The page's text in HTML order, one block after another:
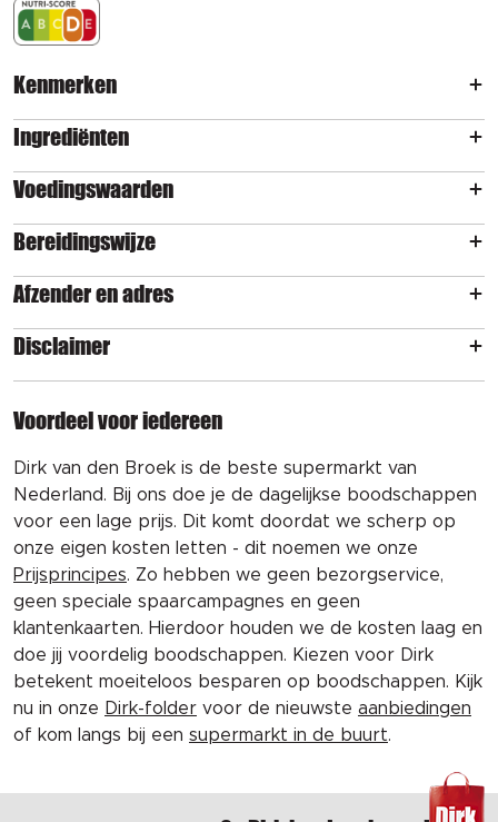
Kenmerken
Ingrediënten
Voedingswaarden
Bereidingswijze
Afzender en adres
Disclaimer
Voordeel voor iedereen
Dirk van den Broek is de beste supermarkt van
Nederland. Bij ons doe je de dagelijkse boodschappen
voor een lage prijs. Dit komt doordat we scherp op
onze eigen kosten letten - dit noemen we onze
Prijsprincipes. Zo hebben we geen bezorgservice,
geen speciale spaarcampagnes en geen
klantenkaarten. Hierdoor houden we de kosten laag en
doe jij voordelig boodschappen. Kiezen voor Dirk
betekent moeiteloos besparen op boodschappen. Kijk
nu in onze Dirk-folder voor de nieuwste aanbiedingen
of kom langs bij een supermarkt in de buurt.